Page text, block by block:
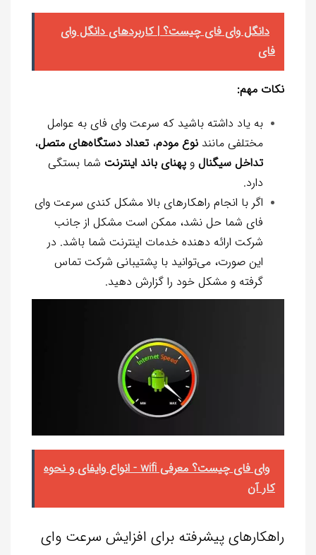
دانگل وای فای چیست؟ | کاربردهای دانگل وای
فای
نکات مهم:
به یاد داشته باشید که سرعت وای فای به عوامل
مختلفی مانند نوع مودم، تعداد دستگاه‌های متصل،
تداخل سیگنال و پهنای باند اینترنت شما بستگی
دارد.
اگر با انجام راهکارهای بالا مشکل کندی سرعت وای
فای شما حل نشد، ممکن است مشکل از جانب
شرکت ارائه دهنده خدمات اینترنت شما باشد. در
این صورت، می‌توانید با پشتیبانی شرکت تماس
گرفته و مشکل خود را گزارش دهید.
وای فای چیست؟ معرفی wifi - انواع وایفای و نحوه
کار آن
راهکارهای پیشرفته برای افزایش سرعت وای